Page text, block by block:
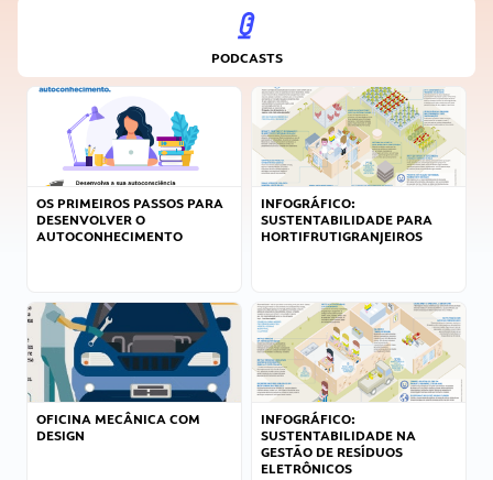
PODCASTS
OS PRIMEIROS PASSOS PARA
DESENVOLVER O
AUTOCONHECIMENTO
INFOGRÁFICO:
SUSTENTABILIDADE PARA
HORTIFRUTIGRANJEIROS
OFICINA MECÂNICA COM
DESIGN
INFOGRÁFICO:
SUSTENTABILIDADE NA
GESTÃO DE RESÍDUOS
ELETRÔNICOS